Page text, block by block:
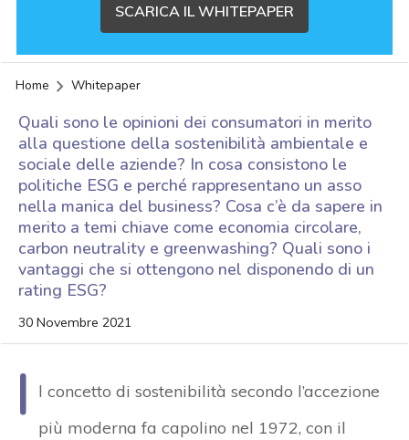
SCARICA IL WHITEPAPER
Home Whitepaper
Quali sono le opinioni dei consumatori in merito
alla questione della sostenibilità ambientale e
sociale delle aziende? In cosa consistono le
politiche ESG e perché rappresentano un asso
nella manica del business? Cosa c’è da sapere in
merito a temi chiave come economia circolare,
carbon neutrality e greenwashing? Quali sono i
vantaggi che si ottengono nel disponendo di un
rating ESG?
30 Novembre 2021
I
l concetto di sostenibilità secondo l’accezione
più moderna fa capolino nel 1972, con il